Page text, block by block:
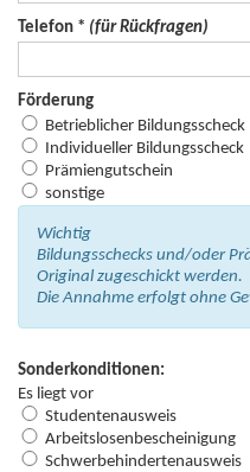
Telefon * (für Rückfragen)
Förderung
Betrieblicher Bildungsscheck
Individueller Bildungsscheck
Prämiengutschein
sonstige
Wichtig
Bildungsschecks und/oder
Original zugeschickt werden.
Die Annahme erfolgt ohne
Sonderkonditionen:
Es liegt vor
Studentenausweis
Arbeitslosenbescheinigung
Schwerbehindertenausweis